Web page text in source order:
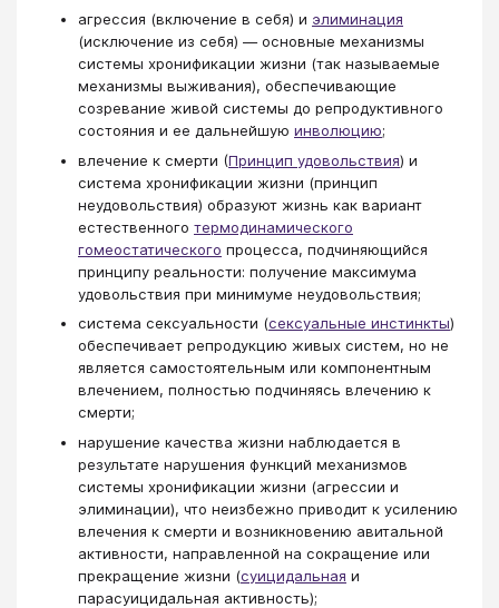
агрессия (включение в себя) и элиминация
(исключение из себя) — основные механизмы
системы хронификации жизни (так называемые
механизмы выживания), обеспечивающие
созревание живой системы до репродуктивного
состояния и ее дальнейшую инволюцию;
влечение к смерти (Принцип удовольствия) и
система хронификации жизни (принцип
неудовольствия) образуют жизнь как вариант
естественного термодинамического
гомеостатического процесса, подчиняющийся
принципу реальности: получение максимума
удовольствия при минимуме неудовольствия;
система сексуальности (сексуальные инстинкты)
обеспечивает репродукцию живых систем, но не
является самостоятельным или компонентным
влечением, полностью подчиняясь влечению к
смерти;
нарушение качества жизни наблюдается в
результате нарушения функций механизмов
системы хронификации жизни (агрессии и
элиминации), что неизбежно приводит к усилению
влечения к смерти и возникновению авитальной
активности, направленной на сокращение или
прекращение жизни (суицидальная и
парасуицидальная активность);